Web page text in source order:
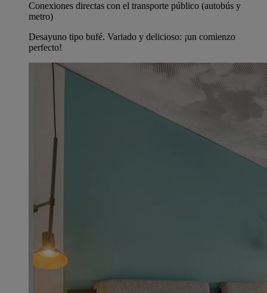
Conexiones directas con el transporte público (autobús y
metro)
Desayuno tipo bufé. Variado y delicioso: ¡un comienzo
perfecto!